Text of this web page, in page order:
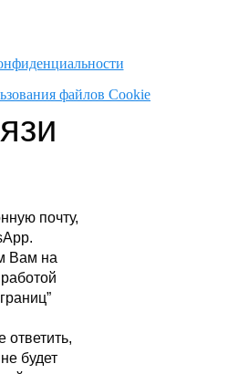
почту,
Вам на
будет
файлов Cookie